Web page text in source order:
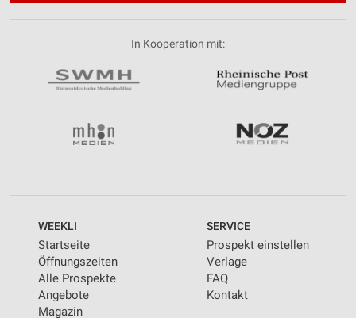
In Kooperation mit:
WEEKLI
Startseite
Öffnungszeiten
Alle Prospekte
Angebote
Magazin
SERVICE
Prospekt einstellen
Verlage
FAQ
Kontakt